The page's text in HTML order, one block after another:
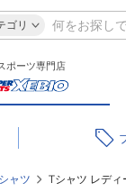
ゴリ
ポーツ専門店
ャツ Tシャツ レデ